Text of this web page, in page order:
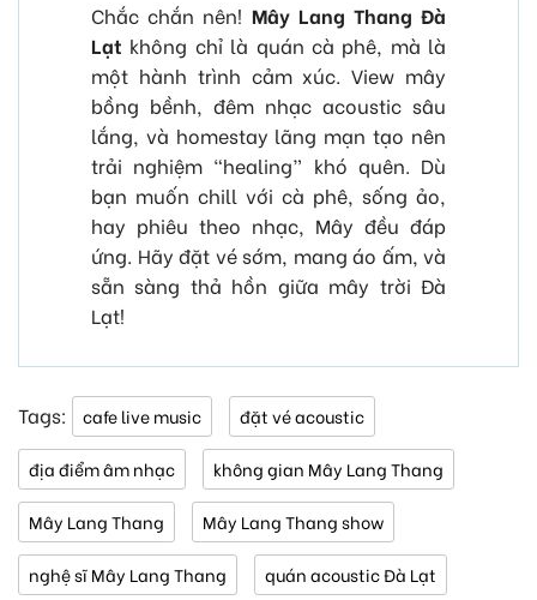
Chắc chắn nên! Mây Lang Thang Đà
Lạt không chỉ là quán cà phê, mà là
một hành trình cảm xúc. View mây
bồng bềnh, đêm nhạc acoustic sâu
lắng, và homestay lãng mạn tạo nên
trải nghiệm “healing” khó quên. Dù
bạn muốn chill với cà phê, sống ảo,
hay phiêu theo nhạc, Mây đều đáp
ứng. Hãy đặt vé sớm, mang áo ấm, và
sẵn sàng thả hồn giữa mây trời Đà
Lạt!
Tags: cafe live music đặt vé acoustic
địa điểm âm nhạc không gian Mây Lang Thang
Mây Lang Thang Mây Lang Thang show
nghệ sĩ Mây Lang Thang quán acoustic Đà Lạt